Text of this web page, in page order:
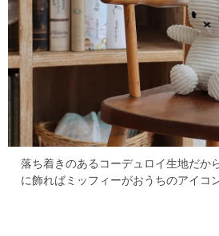
落ち着きのあるコーデュロイ生地だから
に飾ればミッフィーがおうちのアイコ